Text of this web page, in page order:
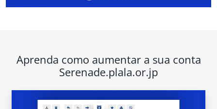
Aprenda como aumentar a sua conta
Serenade.plala.or.jp